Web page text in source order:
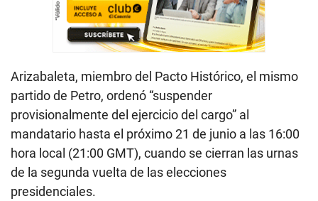
Arizabaleta, miembro del Pacto Histórico, el mismo
partido de Petro, ordenó “suspender
provisionalmente del ejercicio del cargo” al
mandatario hasta el próximo 21 de junio a las 16:00
hora local (21:00 GMT), cuando se cierran las urnas
de la segunda vuelta de las elecciones
presidenciales.